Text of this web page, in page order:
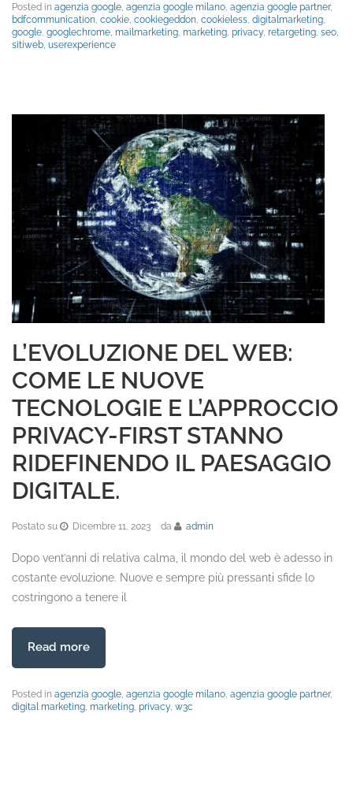
Posted in agenzia google, agenzia google milano, agenzia google partner,
bdfcommunication, cookie, cookiegeddon, cookieless, digitalmarketing,
google, googlechrome, mailmarketing, marketing, privacy, retargeting, seo,
sitiweb, userexperience
L’EVOLUZIONE DEL WEB:
COME LE NUOVE
TECNOLOGIE E L’APPROCCIO
PRIVACY-FIRST STANNO
RIDEFINENDO IL PAESAGGIO
DIGITALE.
Postato su Dicembre 11, 2023 da admin
Dopo vent’anni di relativa calma, il mondo del web è adesso in
costante evoluzione. Nuove e sempre più pressanti sfide lo
costringono a tenere il
Read more
Posted in agenzia google agenzia google milano agenzia google partner,
digital marketing marketing privacy w3c